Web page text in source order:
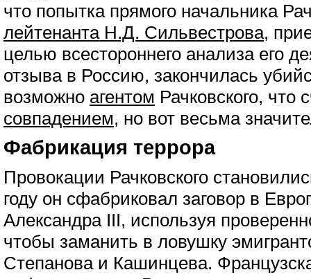
что попытка прямого начальника
лейтенанта Н.Д. Сильвестрова,
целью всестороннего анализа его
отзыва в Россию, закончилась
возможно агентом Рачковского, что
совпадением, но вот весьма
Фабрикация террора
Провокации Рачковского
году он сфабриковал заговор в
Александра III, используя
чтобы заманить в ловушку
Степанова и Кашинцева.